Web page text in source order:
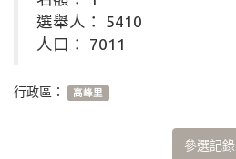
選舉人： 5410
人口： 7011
行政區： 高峰里
參選記錄